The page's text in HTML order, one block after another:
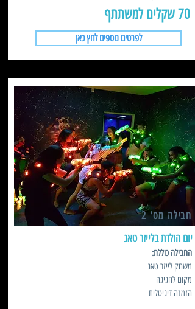
70 שקלים למשתתף
לפרטים נוספים לחץ כאן
חבילה מס' 2
יום הולדת בלייזר טאג
החבילה כוללת:
משחק לייזר טאג
מקום לחגיגה
הזמנה דיגיטלית